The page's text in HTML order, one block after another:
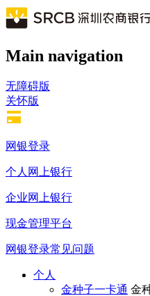
跳
转
主
内
容
Main navigation
无障碍版
关怀版
网银登录
个人网上银行
企业网上银行
现金管理平台
网银登录常见问题
个人
金种子一卡通 金